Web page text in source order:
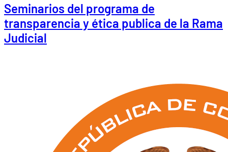
Seminarios del programa de
transparencia y ética publica de la Rama
Judicial